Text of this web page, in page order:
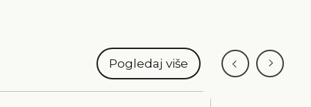
Pogledaj više